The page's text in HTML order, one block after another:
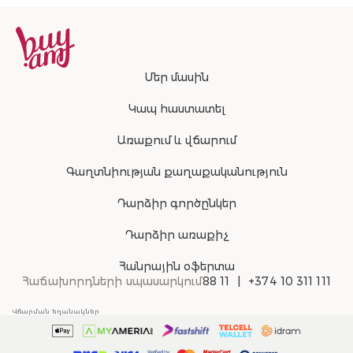
Մեր մասին
Կապ հաստատել
Առաքում և վճարում
Գաղտնիության քաղաքականություն
Դարձիր գործընկեր
Դարձիր առաքիչ
Հանրային օֆերտա
Հաճախորդների սպասարկում88 11 +374 10 311 111
Վճարման եղանակներ